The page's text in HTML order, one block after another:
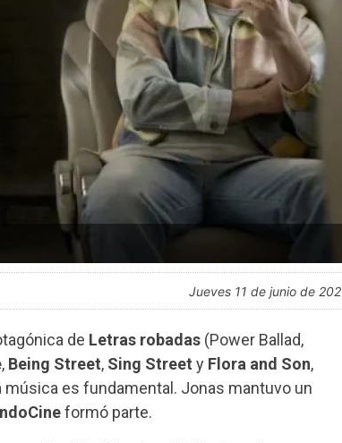
jueves 11 de junio de
de Letras robadas(Power Ballad,
, Being Street, Sing Street y Flora and Son,
es fundamental. Jonas mantuvo un
formó parte.